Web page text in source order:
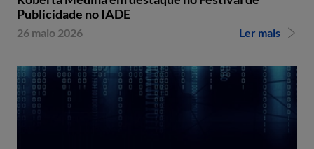
Publicidade no IADE
26 maio 2026 Ler mais